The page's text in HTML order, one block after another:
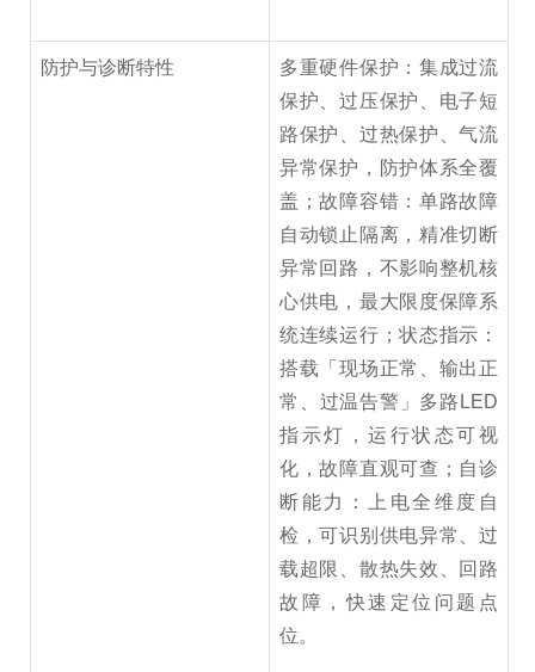
防护与诊断特性
多重硬件保护：集成过流
保护、过压保护、电子短
路保护、过热保护、气流
异常保护，防护体系全覆
盖；故障容错：单路故障
自动锁止隔离，精准切断
异常回路，不影响整机核
心供电，最大限度保障系
统连续运行；状态指示：
搭载「现场正常、输出正
常、过温告警」多路LED
指示灯，运行状态可视
化，故障直观可查；自诊
断能力：上电全维度自
检，可识别供电异常、过
载超限、散热失效、回路
故障，快速定位问题点
位。